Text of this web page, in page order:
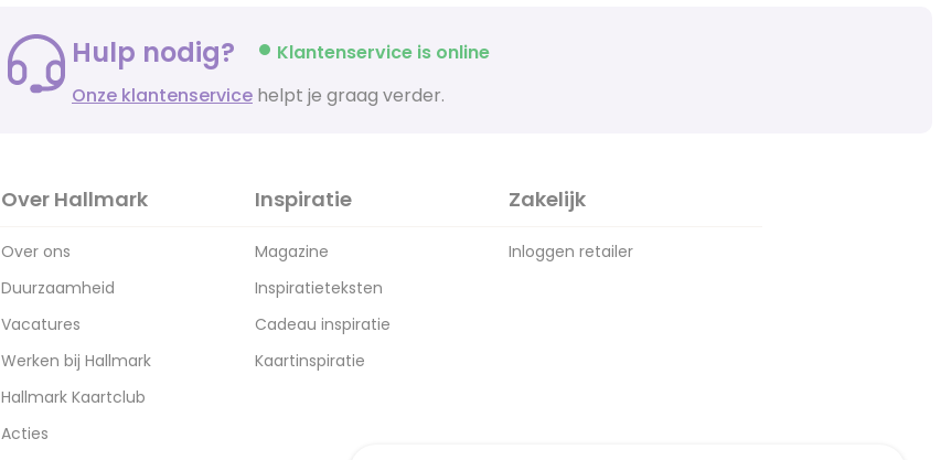
Hulp nodig?
Klantenservice is online
Onze klantenservice helpt je graag verder.
Over Hallmark
Over ons
Duurzaamheid
Vacatures
Werken bij Hallmark
Hallmark Kaartclub
Acties
Inspiratie
Magazine
Inspiratieteksten
Cadeau inspiratie
Kaartinspiratie
Zakelijk
Inloggen retailer